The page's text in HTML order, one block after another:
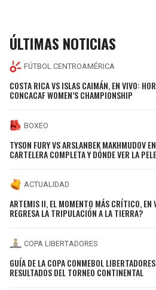
ÚLTIMAS NOTICIAS
FÚTBOL CENTROAMÉRICA
COSTA RICA VS ISLAS CAIMÁN, EN VIVO:
CONCACAF WOMEN’S CHAMPIONSHIP
BOXEO
TYSON FURY VS ARSLANBEK MAKHMUDOV
CARTELERA COMPLETA Y DÓNDE VER LA
ACTUALIDAD
ARTEMIS II, EL MOMENTO MÁS CRÍTICO, EN
REGRESA LA TRIPULACIÓN A LA TIERRA?
COPA LIBERTADORES
GUÍA DE LA COPA CONMEBOL
RESULTADOS DEL TORNEO CONTINENTAL